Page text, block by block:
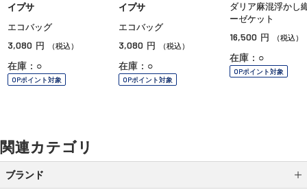
イプサ
エコバッグ
3,080 円 （税込）
在庫：○
OPポイント対象
イプサ
エコバッグ
3,080 円 （税込）
在庫：○
OPポイント対象
ダリア麻混浮かし
ーゼケット
16,500 円 （税込）
在庫：○
OPポイント対象
関連カテゴリ
ブランド